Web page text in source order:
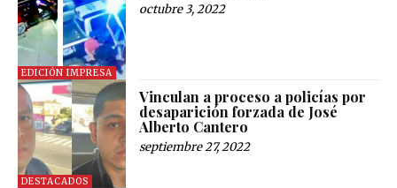
EDICIÓN IMPRESA
octubre 3, 2022
DESTACADOS
Vinculan a proceso a policías por
desaparición forzada de José
Alberto Cantero
septiembre 27, 2022